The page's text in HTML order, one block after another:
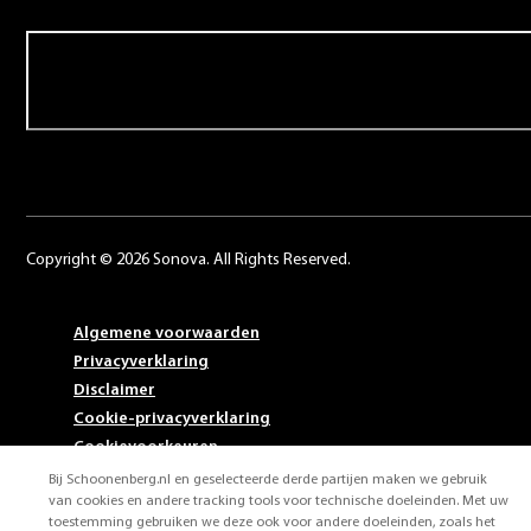
Copyright © 2026 Sonova. All Rights Reserved.
Algemene voorwaarden
Privacyverklaring
Disclaimer
Cookie-privacyverklaring
Cookievoorkeuren
Bij Schoonenberg.nl en geselecteerde derde partijen maken we gebruik
van cookies en andere tracking tools voor technische doeleinden. Met uw
toestemming gebruiken we deze ook voor andere doeleinden, zoals het